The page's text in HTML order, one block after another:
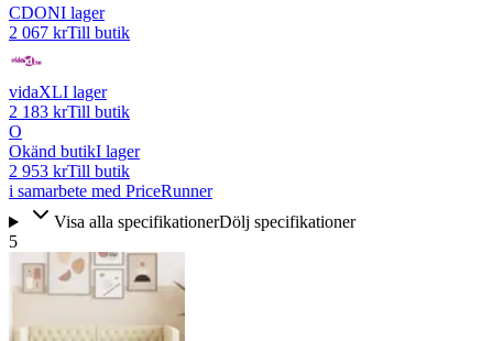
CDONI lager
2 067 krTill butik
vidaXLI lager
2 183 krTill butik
O
Okänd butikI lager
2 953 krTill butik
i samarbete med PriceRunner
Visa alla specifikationerDölj specifikationer
5